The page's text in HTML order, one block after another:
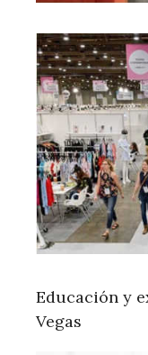
Educación y
Vegas